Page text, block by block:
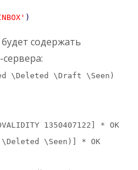
)
содержать
\Deleted \Draft \Seen)
1350407122] * OK
\Deleted \Seen)] * OK